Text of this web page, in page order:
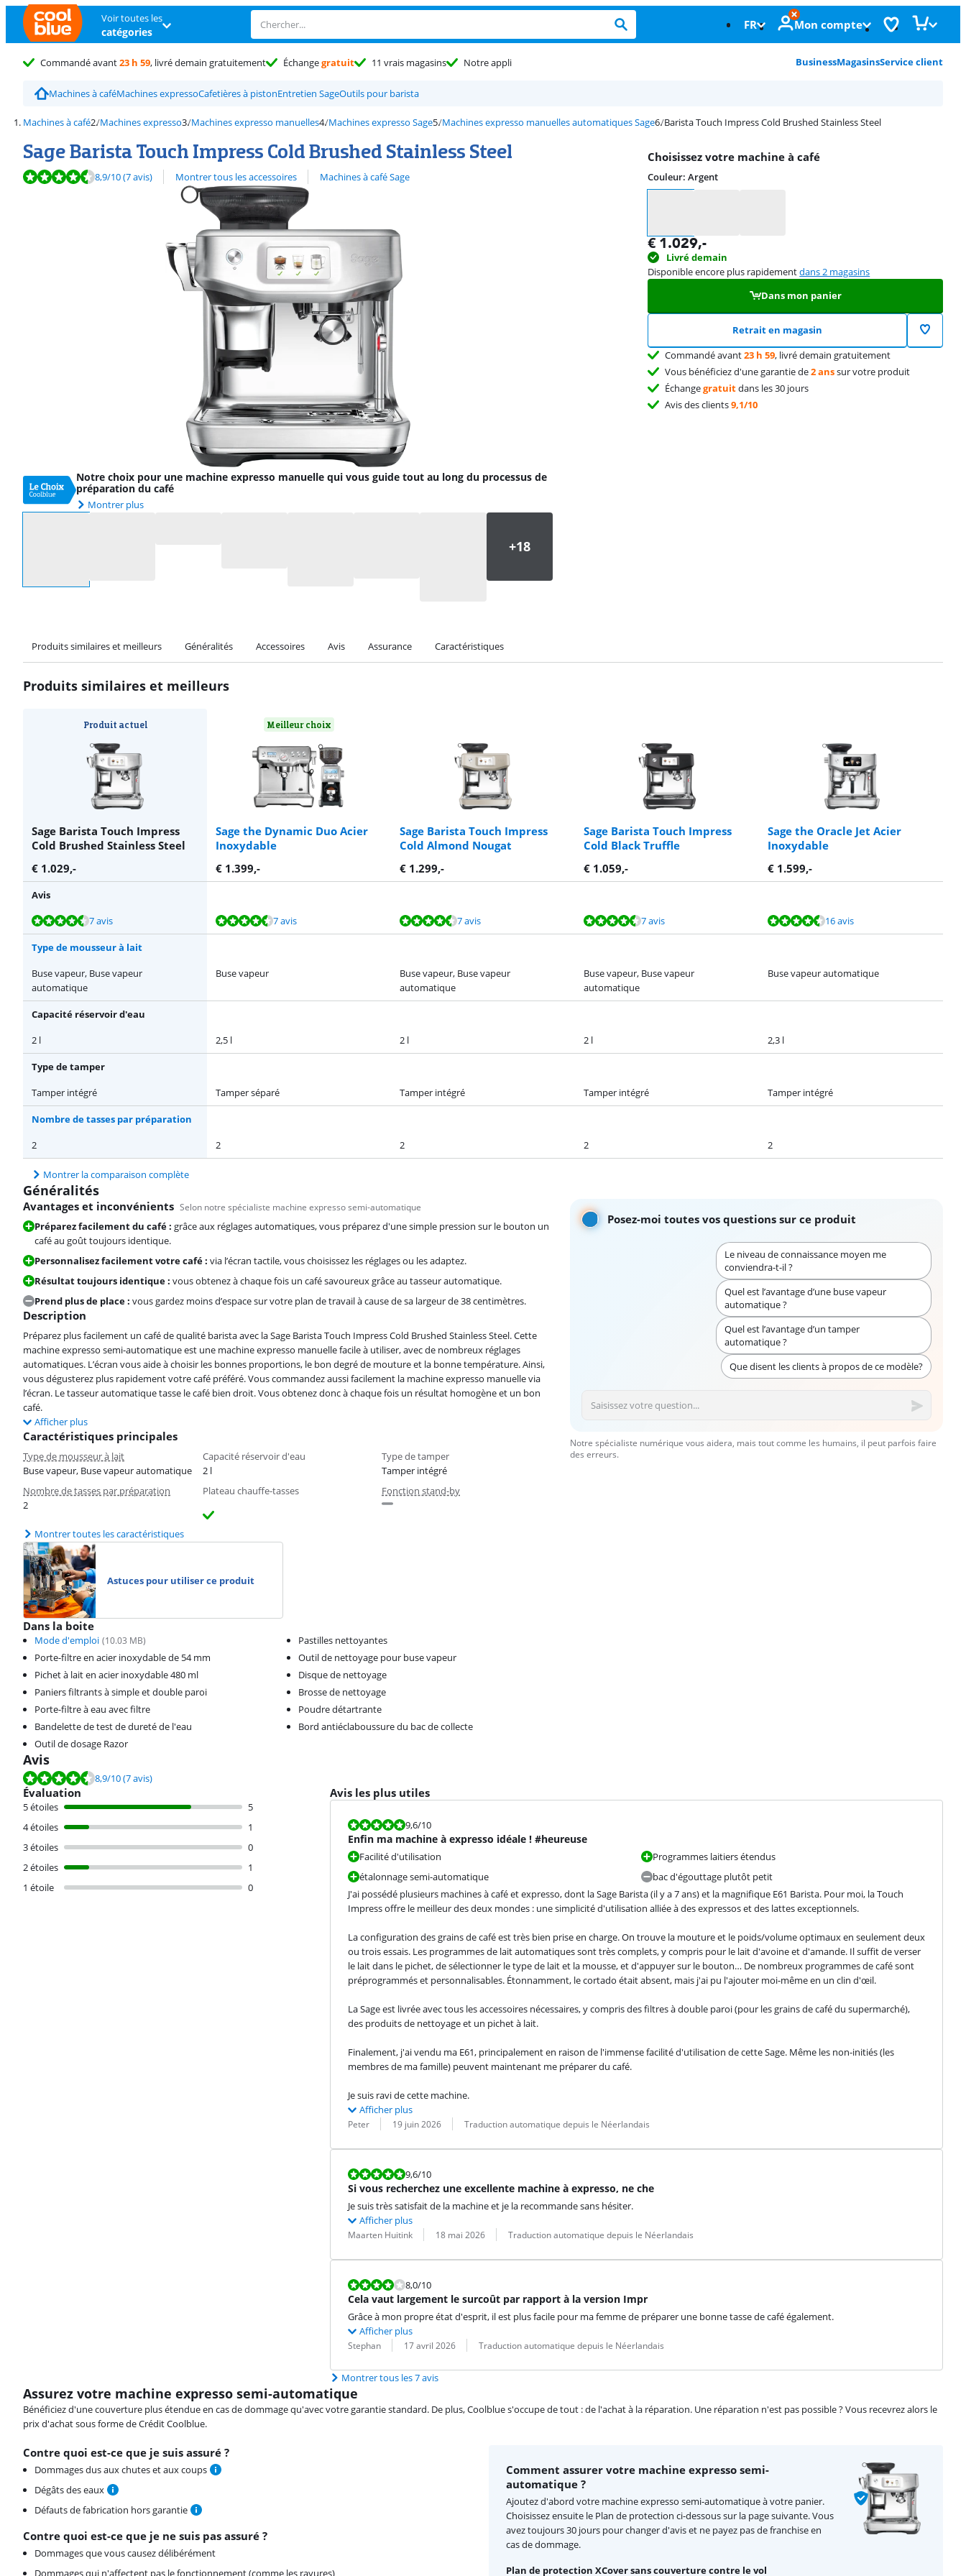
Voir toutes les
catégories FR Mon compte
Commandé avant23 h 59, livré demain gratuitement Échangegratuit 11 vrais magasins Notre appli BusinessMagasinsService client
Machines à caféMachines expressoCafetières à pistonEntretien SageOutils pour barista
Machines à café Machines expresso Machines expresso manuelles Machines expresso Sage Machines expresso manuelles automatiques Sage Barista Touch Impress Cold Brushed Stainless Steel
Sage Barista Touch Impress Cold Brushed Stainless Steel
La note est de 8,9 sur 10, basée sur 7 avis.
8,9/10(7 avis) Montrer tous les accessoires
Découvrez l'ensemble des Machines à café Sage
Notre choix pour une machine expresso manuelle qui vous guide tout au long du processus de
préparation du café
Montrer plus
Choisissez votre machine à café
Couleur:Argent
€1.029,-
Livré demain
Disponible encore plus rapidementdans 2 magasins
Dans mon panier
Retrait en magasin
Commandé avant23 h 59, livré demain gratuitement
Vous bénéficiez d'une garantie de2 anssur votre produit
Échangegratuitdans les 30 jours
Avis des clients9,1/10
Produits similaires et meilleurs Généralités Accessoires Avis Assurance Caractéristiques
Produits similaires et meilleurs
Produit actuel
Sage Barista Touch Impress
Cold Brushed Stainless Steel
Meilleur choix
Sage the Dynamic Duo Acier
Inoxydable
Sage Barista Touch Impress
Cold Almond Nougat
Sage Barista Touch Impress
Cold Black Truffle
Sage the Oracle Jet Acier
Inoxydable
€ 1.029,- € 1.399,- € 1.299,- € 1.059,- € 1.599,-
Avis
La note est de 8,9 sur 10, basée sur 7 avis.
7 avis
La note est de 9,1 sur 10, basée sur 7 avis. 7 avis
La note est de 8,9 sur 10, basée sur 7 avis. 7 avis
La note est de 8,9 sur 10, basée sur 7 avis. 7 avis
La note est de 9,3 sur 10, basée sur 16 avis. 16 avis
Type de mousseur à lait
Buse vapeur, Buse vapeur
automatique
Buse vapeur
Buse vapeur, Buse vapeur
automatique
Buse vapeur, Buse vapeur
automatique
Buse vapeur automatique
Capacité réservoir d'eau
2 l
2,5 l 2 l 2 l 2,3 l
Type de tamper
Tamper intégré
Tamper séparé Tamper intégré Tamper intégré Tamper intégré
Nombre de tasses par préparation
2
2 2 2 2
Montrer la comparaison complète
Généralités
Posez-moi toutes vos questions sur ce produit
Le niveau de connaissance moyen me
conviendra-t-il ?
Quel est l’avantage d’une buse vapeur
automatique ?
Quel est l’avantage d’un tamper
automatique ?
Que disent les clients à propos de ce modèle?
Notre spécialiste numérique vous aidera, mais tout comme les humains, il peut parfois faire
des erreurs.
Avantages et inconvénients Selon notre spécialiste machine expresso semi-automatique
Préparez facilement du café : grâce aux réglages automatiques, vous préparez d'une simple pression sur le bouton un
café au goût toujours identique.
Personnalisez facilement votre café : via l’écran tactile, vous choisissez les réglages ou les adaptez.
Résultat toujours identique : vous obtenez à chaque fois un café savoureux grâce au tasseur automatique.
Prend plus de place : vous gardez moins d’espace sur votre plan de travail à cause de sa largeur de 38 centimètres.
Description
Préparez plus facilement un café de qualité barista avec la Sage Barista Touch Impress Cold Brushed Stainless Steel. Cette
machine expresso semi-automatique est une machine expresso manuelle facile à utiliser, avec de nombreux réglages
automatiques. L’écran vous aide à choisir les bonnes proportions, le bon degré de mouture et la bonne température. Ainsi,
vous dégusterez plus rapidement votre café préféré. Vous commandez aussi facilement la machine expresso manuelle via
l’écran. Le tasseur automatique tasse le café bien droit. Vous obtenez donc à chaque fois un résultat homogène et un bon
café.
Afficher plus
Caractéristiques principales
Type de mousseur à lait
Buse vapeur, Buse vapeur automatique
Capacité réservoir d'eau
2 l
Type de tamper
Tamper intégré
Nombre de tasses par préparation
2
Plateau chauffe-tasses Fonction stand-by
Montrer toutes les caractéristiques
Astuces pour utiliser ce produit
Dans la boite
Mode d'emploi (10.03 MB)
Porte-filtre en acier inoxydable de 54 mm
Pichet à lait en acier inoxydable 480 ml
Paniers filtrants à simple et double paroi
Porte-filtre à eau avec filtre
Bandelette de test de dureté de l'eau
Outil de dosage Razor
Pastilles nettoyantes
Outil de nettoyage pour buse vapeur
Disque de nettoyage
Brosse de nettoyage
Poudre détartrante
Bord antiéclaboussure du bac de collecte
Avis
La note est de 8,9 sur 10, basée sur 7 avis.
8,9/10(7 avis)
Évaluation
5 étoiles
5
4 étoiles
1
3 étoiles
0
2 étoiles
1
1 étoile
0
Avis les plus utiles
La note est 9,6 sur 10.
9,6/10
Enfin ma machine à expresso idéale ! #heureuse
Facilité d'utilisation
étalonnage semi-automatique
Programmes laitiers étendus
bac d'égouttage plutôt petit
J'ai possédé plusieurs machines à café et expresso, dont la Sage Barista (il y a 7 ans) et la magnifique E61 Barista. Pour moi, la Touch
Impress offre le meilleur des deux mondes : une simplicité d'utilisation alliée à des expressos et des lattes exceptionnels.
La configuration des grains de café est très bien prise en charge. On trouve la mouture et le poids/volume optimaux en seulement deux
ou trois essais. Les programmes de lait automatiques sont très complets, y compris pour le lait d'avoine et d'amande. Il suffit de verser
le lait dans le pichet, de sélectionner le type de lait et la mousse, et d'appuyer sur le bouton… De nombreux programmes de café sont
préprogrammés et personnalisables. Étonnamment, le cortado était absent, mais j'ai pu l'ajouter moi-même en un clin d'œil.
La Sage est livrée avec tous les accessoires nécessaires, y compris des filtres à double paroi (pour les grains de café du supermarché),
des produits de nettoyage et un pichet à lait.
Finalement, j'ai vendu ma E61, principalement en raison de l'immense facilité d'utilisation de cette Sage. Même les non-initiés (les
membres de ma famille) peuvent maintenant me préparer du café.
Je suis ravi de cette machine.
Afficher plus
Évaluation par :
Peter
Date : 19 juin 2026
Traduction : Traduction automatique depuis le Néerlandais
La note est 9,6 sur 10.
9,6/10
Si vous recherchez une excellente machine à expresso, ne che
Je suis très satisfait de la machine et je la recommande sans hésiter.
Afficher plus
Évaluation par :
Maarten Huitink
Date : 18 mai 2026
Traduction : Traduction automatique depuis le Néerlandais
La note est 8,0 sur 10.
8,0/10
Cela vaut largement le surcoût par rapport à la version Impr
Grâce à mon propre état d'esprit, il est plus facile pour ma femme de préparer une bonne tasse de café également.
Afficher plus
Évaluation par :
Stephan
Date : 17 avril 2026
Traduction : Traduction automatique depuis le Néerlandais
Montrer tous les 7 avis
Assurez votre machine expresso semi-automatique
Bénéficiez d'une couverture plus étendue en cas de dommage qu'avec votre garantie standard. De plus, Coolblue s'occupe de tout : de l'achat à la réparation. Une réparation n'est pas possible ? Vous recevrez alors le
prix d'achat sous forme de Crédit Coolblue.
Contre quoi est-ce que je suis assuré ?
Dommages dus aux chutes et aux coups
Dégâts des eaux
Défauts de fabrication hors garantie
Contre quoi est-ce que je ne suis pas assuré ?
Dommages que vous causez délibérément
Comment assurer votre machine expresso semi-
automatique ?
Ajoutez d'abord votre machine expresso semi-automatique à votre panier.
Choisissez ensuite le Plan de protection ci-dessous sur la page suivante. Vous
avez toujours 30 jours pour changer d'avis et ne payez pas de franchise en
cas de dommage.
Plan de protection XCover sans couverture contre le vol